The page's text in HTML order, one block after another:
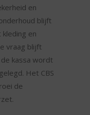
en
blijft
en
vraag blijft
kassa wordt
Het CBS
de